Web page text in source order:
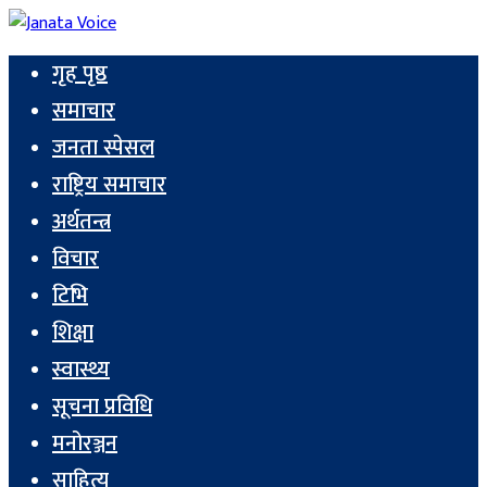
गृह पृष्ठ
समाचार
जनता स्पेसल
राष्ट्रिय समाचार
अर्थतन्त्र
विचार
टिभि
शिक्षा
स्वास्थ्य
सूचना प्रविधि
मनोरञ्जन